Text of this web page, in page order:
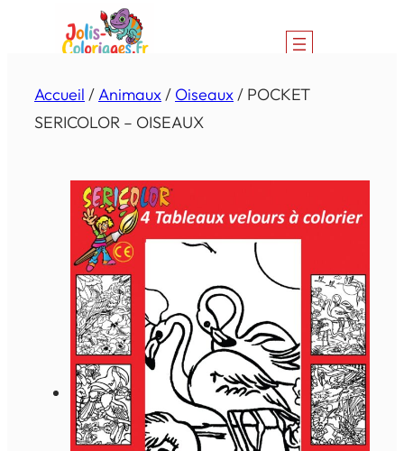
Accueil /Animaux/ Oiseaux/ POCKET
SERICOLOR – OISEAUX